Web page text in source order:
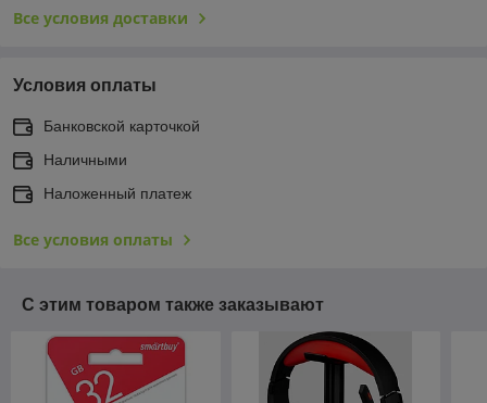
Все условия доставки
Условия оплаты
Банковской карточкой
Наличными
Наложенный платеж
Все условия оплаты
С этим товаром также заказывают